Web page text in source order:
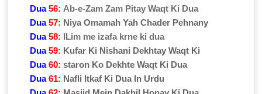
Dua 56: Ab-e-Zam Zam Pitay Waqt Ki Dua
Dua 57: Niya Omamah Yah Chader Pehnany
Dua 58: ILim me izafa krne ki dua
Dua 59: Kufar Ki Nishani Dekhtay Waqt Ki
Dua 60: staron Ko Dekhte Waqt Ki Dua
Dua 61: Nafli Itkaf Ki Dua In Urdu